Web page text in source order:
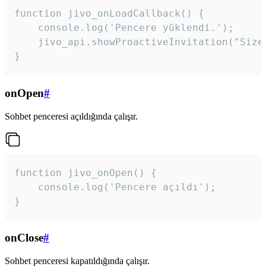
function jivo_onLoadCallback() {
    console.log('Pencere yüklendi.');
}
onOpen#
Sohbet penceresi açıldığında çalışır.
function jivo_onOpen() {
    console.log('Pencere açıldı');
}
onClose#
Sohbet penceresi kapatıldığında çalışır.